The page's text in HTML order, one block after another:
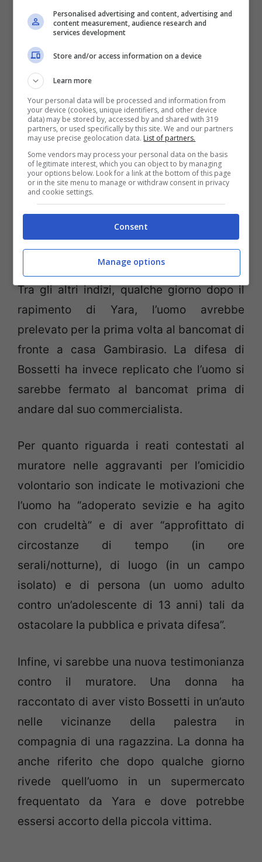
stato trovato il corpo di Yara: “Il 26
novembre pioveva o nevicava, il campo
era coperto di fango”, dice la Colmi.
Elemento che induce a pensare che l’uomo
era in quel luogo quella fatidica notte della
scomparsa di Yara.
Al programma “Quarto Grado”, la Colmi ha
replicato di essere “convinta
dell’innocenza di mio marito. Non ho
nessun dubbio. Quando ho dei dubbi gli
faccio delle domande, com’è logico penso
che sia”.
Tra gli altri indizi, qualche giorno dopo il
rapimento di Yara, l’uomo avrebbe
prelevato per la prima volta al bancomat di
fronte a casa Gambirasio. La difesa di
Bossetti ha invece replicato che l’uomo si
sarebbe fermato al bancomat prima di
andare dal suo commercialista.
Per quanto riguarda i reati contestati al
muratore nelle aggravanti per l’omicidio
volontario son indicate le motivazioni che
l’uomo ha “adoperato sevizie e ha agito
con crudeltà” e di aver “approfittato di
circostanze di tempo (in ore
serali/notturne), di luogo (in un campo
isolato) e di persona (un uomo adulto
contro un’adolescente di 13 anni) tali da
ostacolare la pubblica e privata difesa”.
Infine, vi sarebbe una nuova testimonianza
contro il muratore. Una donna ha
raccontato di aver visto Bossetti in un’auto
nelle vicinanze della palestra in
compagnia di una ragazzina. La donna ha
anche riferito che dopo qualche giorno
rivede quell’uomo in un supermercato
frequentato da Yara e dove potrebbe
essersi accorto della piccola vittima.
Personalised advertising and content, advertising and
content measurement, audience research and
services development
Store and/or access information on a device
Learn more
Your personal data will be processed and information from
your device (cookies, unique identifiers, and other device
data) may be stored by, accessed by and shared with 319
partners, or used specifically by this site. We and our partners
may use precise geolocation data. List of partners.
Some vendors may process your personal data on the basis
of legitimate interest, which you can object to by managing
your options below. Look for a link at the bottom of this page
or in the site menu to manage or withdraw consent in privacy
and cookie settings.
Consent
Manage options